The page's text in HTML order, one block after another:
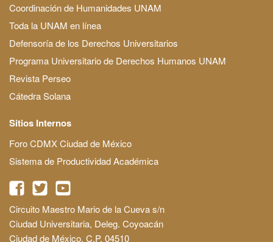
Coordinación de Humanidades UNAM
Toda la UNAM en línea
Defensoría de los Derechos Universitarios
Programa Universitario de Derechos Humanos UNAM
Revista Perseo
Cátedra Solana
Sitios Internos
Foro CDMX Ciudad de México
Sistema de Productividad Académica
Circuito Maestro Mario de la Cueva s/n
Ciudad Universitaria, Deleg. Coyoacán
Ciudad de México, C.P. 04510